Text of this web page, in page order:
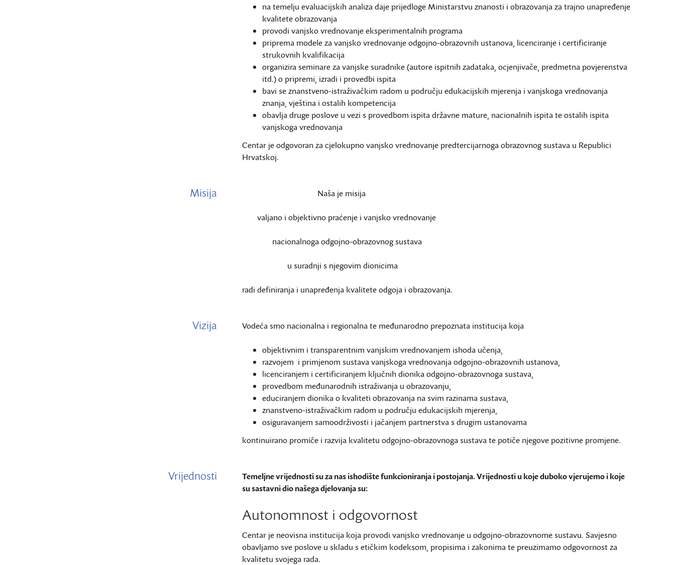
na temelju evaluacijskih analiza daje prijedloge Ministarstvu znanosti i obrazovanja za trajno unapređenje
kvalitete obrazovanja
provodi vanjsko vrednovanje eksperimentalnih programa
priprema modele za vanjsko vrednovanje odgojno-obrazovnih ustanova, licenciranje i certificiranje
strukovnih kvalifikacija
organizira seminare za vanjske suradnike (autore ispitnih zadataka, ocjenjivače, predmetna povjerenstva
itd.) o pripremi, izradi i provedbi ispita
bavi se znanstveno-istraživačkim radom u području edukacijskih mjerenja i vanjskoga vrednovanja
znanja, vještina i ostalih kompetencija
obavlja druge poslove u vezi s provedbom ispita državne mature, nacionalnih ispita te ostalih ispita
vanjskoga vrednovanja
Centar je odgovoran za cjelokupno vanjsko vrednovanje predtercijarnoga obrazovnog sustava u Republici
Hrvatskoj.
Misija Naša je misija
valjano i objektivno praćenje i vanjsko vrednovanje
nacionalnoga odgojno-obrazovnog sustava
u suradnji s njegovim dionicima
radi definiranja i unapređenja kvalitete odgoja i obrazovanja.
Vizija Vodeća smo nacionalna i regionalna te međunarodno prepoznata institucija koja
objektivnim i transparentnim vanjskim vrednovanjem ishoda učenja,
razvojem i primjenom sustava vanjskoga vrednovanja odgojno-obrazovnih ustanova,
licenciranjem i certificiranjem ključnih dionika odgojno-obrazovnoga sustava,
provedbom međunarodnih istraživanja u obrazovanju,
educiranjem dionika o kvaliteti obrazovanja na svim razinama sustava,
znanstveno-istraživačkim radom u području edukacijskih mjerenja,
osiguravanjem samoodrživosti i jačanjem partnerstva s drugim ustanovama
kontinuirano promiče i razvija kvalitetu odgojno-obrazovnoga sustava te potiče njegove pozitivne promjene.
Vrijednosti
Temeljne vrijednosti su za nas ishodište funkcioniranja i postojanja. Vrijednosti u koje duboko vjerujemo i koje
su sastavni dio našega djelovanja su:
Autonomnost i odgovornost
Centar je neovisna institucija koja provodi vanjsko vrednovanje u odgojno-obrazovnome sustavu. Savjesno
obavljamo sve poslove u skladu s etičkim kodeksom, propisima i zakonima te preuzimamo odgovornost za
kvalitetu svojega rada.